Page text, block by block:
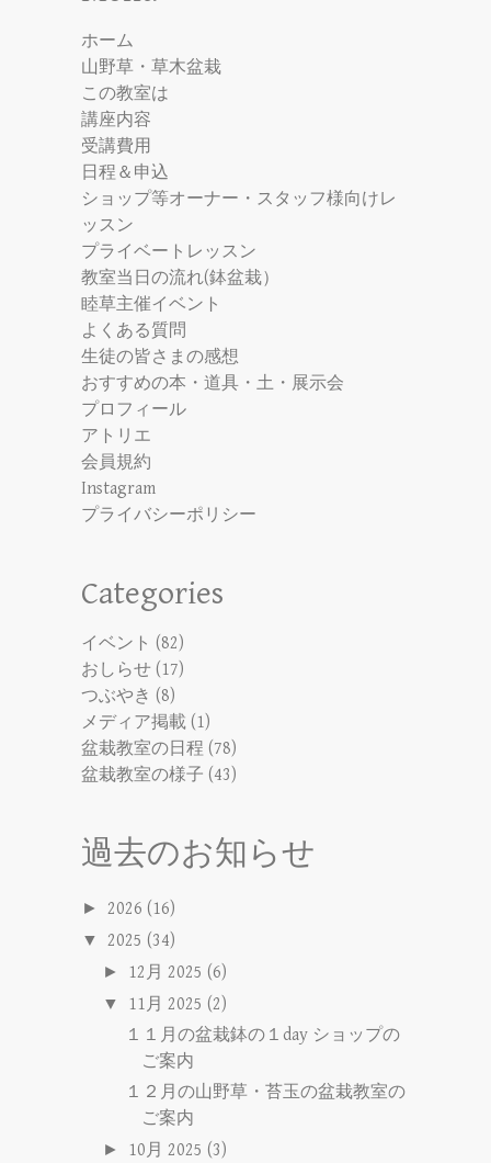
ホーム
山野草・草木盆栽
この教室は
講座内容
受講費用
日程＆申込
ショップ等オーナー・スタッフ様向けレ
ッスン
プライベートレッスン
教室当日の流れ(鉢盆栽）
睦草主催イベント
よくある質問
生徒の皆さまの感想
おすすめの本・道具・土・展示会
プロフィール
アトリエ
会員規約
Instagram
プライバシーポリシー
Categories
イベント (82)
おしらせ (17)
つぶやき (8)
メディア掲載 (1)
盆栽教室の日程 (78)
盆栽教室の様子 (43)
過去のお知らせ
► 2026 (16)
▼ 2025 (34)
► 12月 2025 (6)
▼ 11月 2025 (2)
１１月の盆栽鉢の１day ショップの
ご案内
１２月の山野草・苔玉の盆栽教室の
ご案内
► 10月 2025 (3)